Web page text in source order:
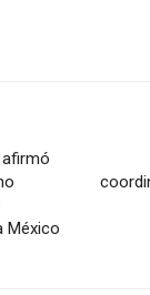
afirmó
México